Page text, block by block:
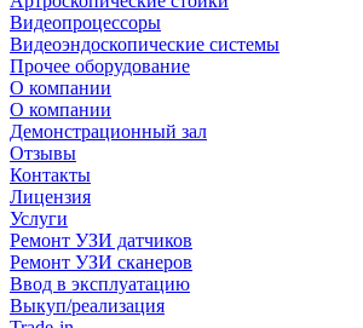
Видеопроцессоры
Видеоэндоскопические системы
Прочее оборудование
О компании
О компании
Демонстрационный зал
Отзывы
Контакты
Лицензия
Услуги
Ремонт УЗИ датчиков
Ремонт УЗИ сканеров
Ввод в эксплуатацию
Выкуп/реализация